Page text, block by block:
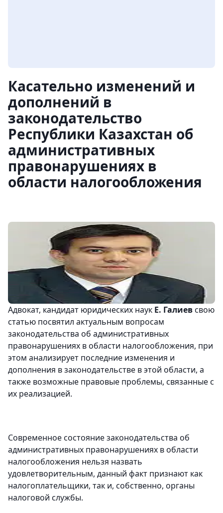
Касательно изменений и
дополнений в
законодательство
Республики Казахстан об
административных
правонарушениях в
области налогообложения
Адвокат, кандидат юридических наук Е. Галиевсвою
статью посвятил актуальным вопросам
законодательства об административных
правонарушениях в области налогообложения, при
этом анализирует последние изменения и
дополнения в законодательстве в этой области, а
также возможные правовые проблемы, связанные с
их реализацией.
Современное состояние законодательства об
административных правонарушениях в области
налогообложения нельзя назвать
удовлетворительным, данный факт признают как
налогоплательщики, так и, собственно, органы
налоговой службы.